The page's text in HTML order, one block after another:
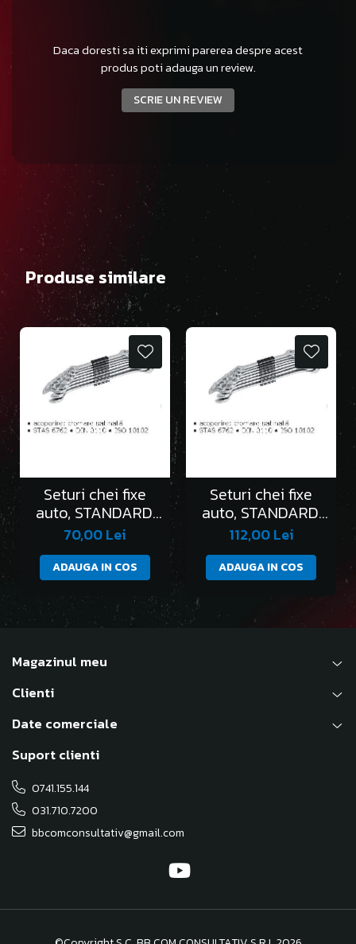
Daca doresti sa iti exprimi parerea despre acest
produs poti adauga un review.
SCRIE UN REVIEW
Produse similare
Seturi chei fixe
auto, STANDARD,
în clemă/6 bucati
70,00 Lei
ADAUGA IN COS
Seturi chei fixe
auto, STANDARD,
în clemă/8 bucati
112,00 Lei
ADAUGA IN COS
Magazinul meu
Clienti
Date comerciale
Suport clienti
0741.155.144
031.710.7200
bbcomconsultativ@gmail.com